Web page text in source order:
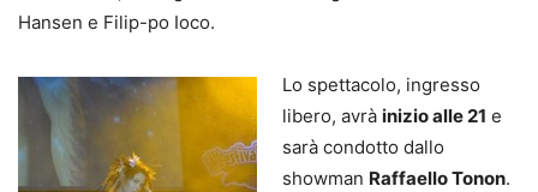
Hansen e Filip-po Ioco.
Lo spettacolo, ingresso
libero, avrà inizio alle 21 e
sarà condotto dallo
showman Raffaello Tonon.